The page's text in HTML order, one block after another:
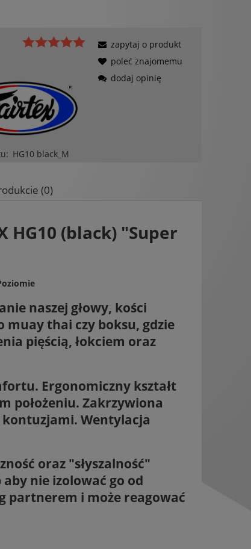
HG10 black_M
zapytaj o produkt
poleć znajomemu
dodaj opinię
(0)
HG10 (black) "Super
naszej głowy, kości
muay thai czy boksu, gdzie
pięścią, łokciem oraz
. Ergonomiczny kształt
położeniu. Zakrzywiona
kontuzjami. Wentylacja
oraz "słyszalność"
nie izolować go od
partnerem i może reagować